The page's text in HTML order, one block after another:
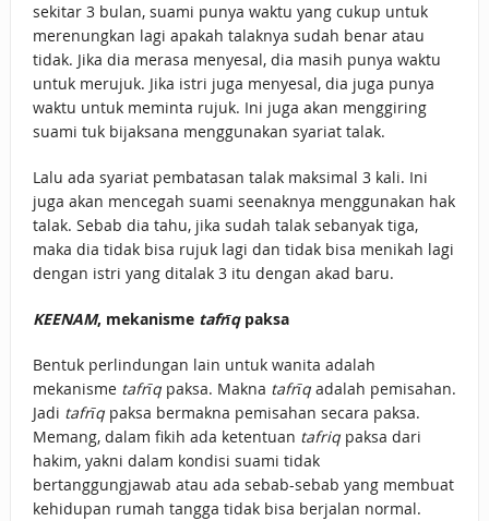
sekitar 3 bulan, suami punya waktu yang cukup untuk
merenungkan lagi apakah talaknya sudah benar atau
tidak. Jika dia merasa menyesal, dia masih punya waktu
untuk merujuk. Jika istri juga menyesal, dia juga punya
waktu untuk meminta rujuk. Ini juga akan menggiring
suami tuk bijaksana menggunakan syariat talak.
Lalu ada syariat pembatasan talak maksimal 3 kali. Ini
juga akan mencegah suami seenaknya menggunakan hak
talak. Sebab dia tahu, jika sudah talak sebanyak tiga,
maka dia tidak bisa rujuk lagi dan tidak bisa menikah lagi
dengan istri yang ditalak 3 itu dengan akad baru.
KEENAM, mekanisme tafrīqpaksa
Bentuk perlindungan lain untuk wanita adalah
mekanisme tafrīqpaksa. Makna tafrīqadalah pemisahan.
Jadi tafrīqpaksa bermakna pemisahan secara paksa.
Memang, dalam fikih ada ketentuan tafriqpaksa dari
hakim, yakni dalam kondisi suami tidak
bertanggungjawab atau ada sebab-sebab yang membuat
kehidupan rumah tangga tidak bisa berjalan normal.